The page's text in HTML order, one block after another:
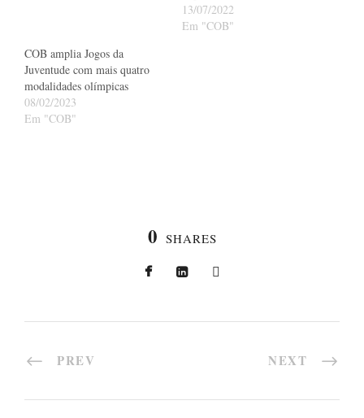
13/07/2022
Em "COB"
COB amplia Jogos da
Juventude com mais quatro
modalidades olímpicas
08/02/2023
Em "COB"
0 SHARES
PREV NEXT